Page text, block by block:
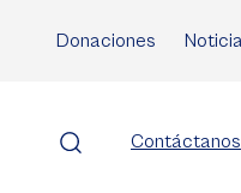
Donaciones
Contáctanos